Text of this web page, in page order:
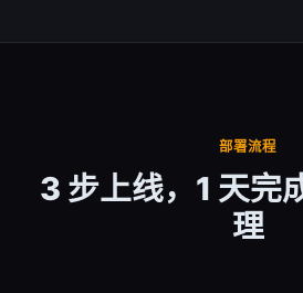
部署流程
3 步上线，1 天完
理